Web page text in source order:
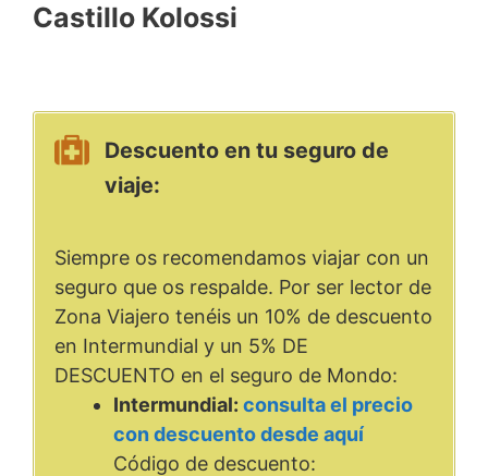
Castillo Kolossi
Descuento en tu seguro de
viaje:
Siempre os recomendamos viajar con un
seguro que os respalde. Por ser lector de
Zona Viajero tenéis un 10% de descuento
en Intermundial y un 5% DE
DESCUENTO en el seguro de Mondo:
Intermundial: consulta el precio
con descuento desde aquí
Código de descuento: